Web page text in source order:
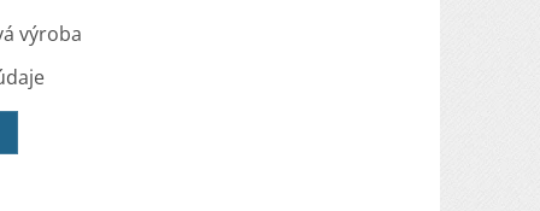
výroba